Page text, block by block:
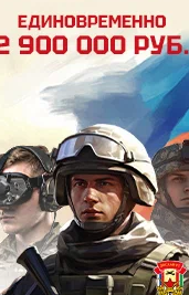
Когда
за кадровое
и
мультиагентные ИИ-
они начинают
на одном языке,
в работе.
— дать управленцам
навыки, чтобы
приносили
и жителям».